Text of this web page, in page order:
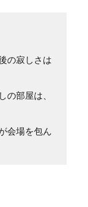
の寂しさは
の部屋は、
会場を包ん